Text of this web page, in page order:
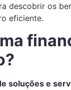
descobrir os
eficiente.
soluções e